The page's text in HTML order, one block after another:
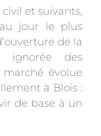
civil et suivants,
jour le plus
de la
ignorée des
évolue
à Blois :
de base à un